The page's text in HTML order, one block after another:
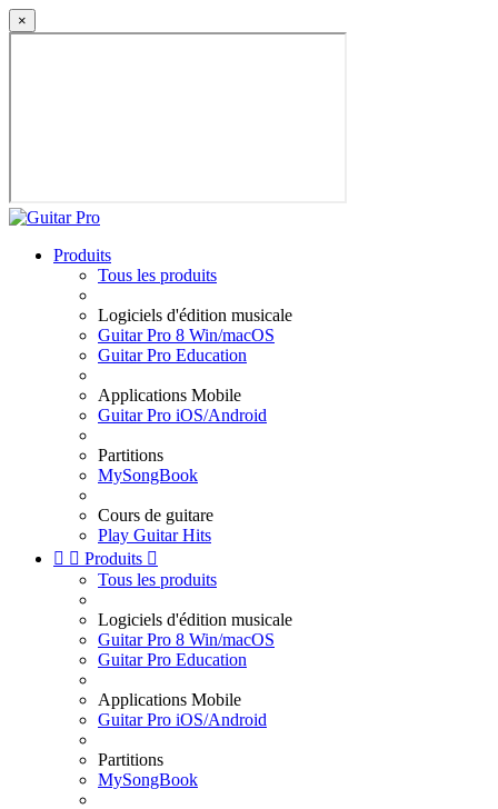
×
Produits
Tous les produits
Logiciels d'édition musicale
Guitar Pro 8 Win/macOS
Guitar Pro Education
Applications Mobile
Guitar Pro iOS/Android
Partitions
MySongBook
Cours de guitare
Play Guitar Hits
  Produits 
Tous les produits
Logiciels d'édition musicale
Guitar Pro 8 Win/macOS
Guitar Pro Education
Applications Mobile
Guitar Pro iOS/Android
Partitions
MySongBook